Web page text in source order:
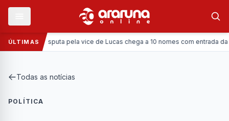
ÚLTIMAS
Política: Disputa pela vice de Lucas chega a 10 nomes com entrada da
Todas as notícias
POLÍTICA